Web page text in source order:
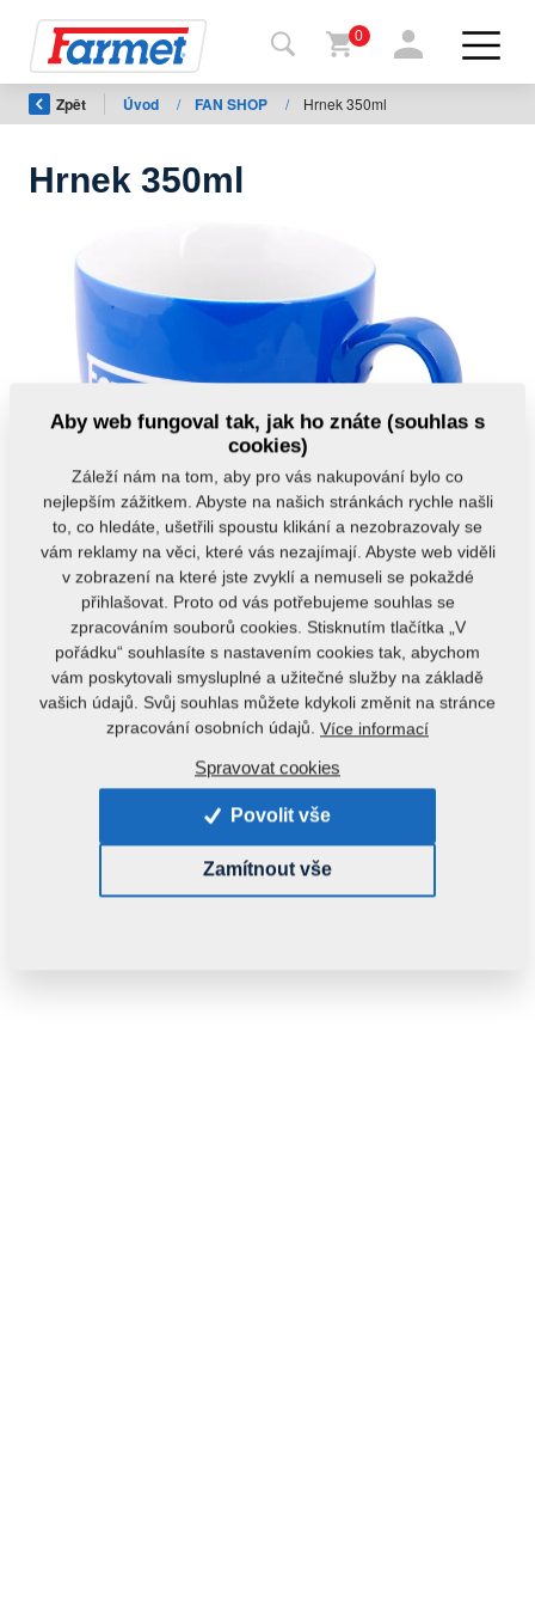
Zpět
na
stroje
stažení
0
Zpět Úvod / FAN SHOP / Hrnek 350ml
Hrnek 350ml
Kód produktu: r10091
Zjistit dostupnost
0,4200 kg
ks: Do košíku
Aby web fungoval tak, jak ho znáte (souhlas s
cookies)
Záleží nám na tom, aby pro vás nakupování bylo co
nejlepším zážitkem. Abyste na našich stránkách rychle našli
to, co hledáte, ušetřili spoustu klikání a nezobrazovaly se
vám reklamy na věci, které vás nezajímají. Abyste web viděli
v zobrazení na které jste zvyklí a nemuseli se pokaždé
přihlašovat. Proto od vás potřebujeme souhlas se
zpracováním souborů cookies. Stisknutím tlačítka „V
pořádku“ souhlasíte s nastavením cookies tak, abychom
vám poskytovali smysluplné a užitečné služby na základě
vašich údajů. Svůj souhlas můžete kdykoli změnit na stránce
zpracování osobních údajů. Více informací
Spravovat cookies
Povolit vše
Zamítnout vše